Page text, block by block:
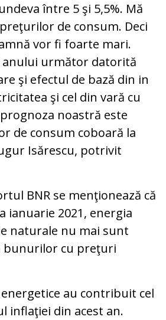
între 5 şi 5,5%. Mă
de consum. Deci
vor fi foarte mari.
următor datorită
şi efectul de bază din in
şi cel din vară cu
noastră este
de consum coboară la
Isărescu, potrivit
BNR se menţionează că
ianuarie 2021, energia
naturale nu mai sunt
bunurilor cu preţuri
au contribuit cel
inflaţiei din acest an.